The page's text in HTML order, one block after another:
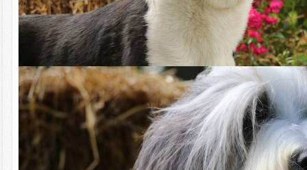
Mit der Tierschutz-Hundeverordnung und dem geplanten neuen
Tierschutzgesetz wollen Politik und Behörden Qualzuchten mit
verschiedenen Maßnahmen bekämpfen. Manche Regelungen
fordern für normalgesunde Hunde belastende Untersuchungen wie
MRT in Narkose als Voraussetzung für die Teilnahme an
Veranstaltungen. Die Durchführung solcher Untersuchungen ohne
eine vernünftige tierärztliche Indikation ist tierschutzwidrig. Auch
wenn Rasseverbote von Vertretern der Bundesregierung und
Politikern öffentlich immer wieder dementiert werden, sehen viele
behördliche Auflagen genau diese vor. Die Verbote erfolgen dabei
durch die “Hintertür”: Die Rassen werden nicht explizit genannt.
Stattdessen werden willkürlich genetische Merkmale als
Qualzuchtmerkmale festgelegt, die jeder oder fast jeder Hund
bestimmter Rassen trägt, ohne dass diese tatsächlich zu einer
feststellbaren Erkrankung der Hunde führen.